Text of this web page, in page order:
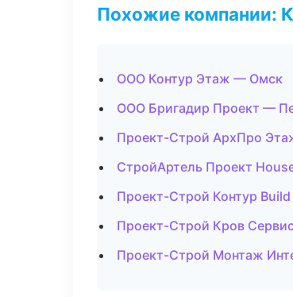
Похожие компании:
ООО Контур Этаж — Омск
ООО Бригадир Проект —
Проект-Строй АрхПро
СтройАртель Проект
Проект-Строй Контур
Проект-Строй Кров
Проект-Строй Монтаж